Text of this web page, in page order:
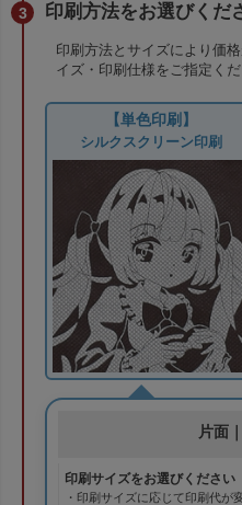
印刷方法をお選びくだ
印刷方法とサイズにより価
イズ・印刷仕様をご指定くだ
【単色印刷】
シルクスクリーン印刷
片面
印刷サイズをお選びください
・印刷サイズに応じて印刷代が